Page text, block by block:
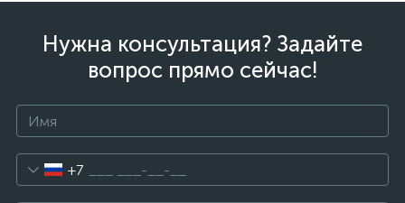
Нужна консультация? Задайте
вопрос прямо сейчас!
+7